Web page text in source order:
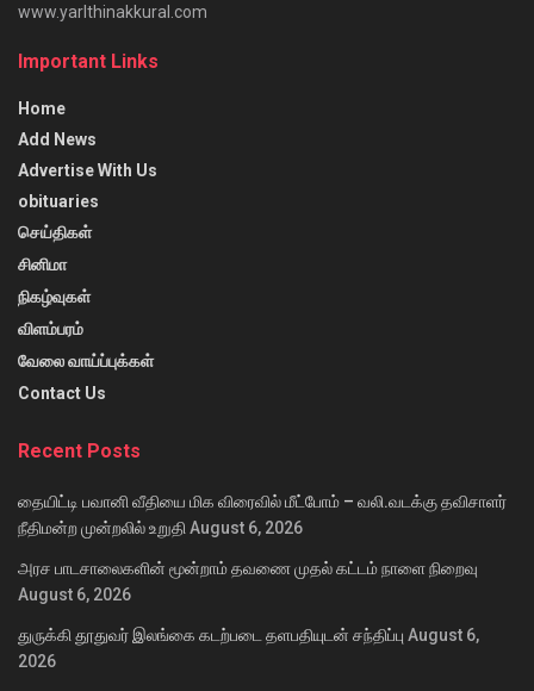
www.yarlthinakkural.com
Important Links
Home
Add News
Advertise With Us
obituaries
செய்திகள்
சினிமா
நிகழ்வுகள்
விளம்பரம்
வேலை வாய்ப்புக்கள்
Contact Us
Recent Posts
தையிட்டி பவானி வீதியை மிக விரைவில் மீட்போம் – வலி.வடக்கு தவிசாளர்
நீதிமன்ற முன்றலில் உறுதி August 6, 2026
அரச பாடசாலைகளின் மூன்றாம் தவணை முதல் கட்டம் நாளை நிறைவு
August 6, 2026
துருக்கி தூதுவர் இலங்கை கடற்படை தளபதியுடன் சந்திப்பு August 6,
2026